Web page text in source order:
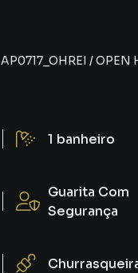
AP0717_OHREI /OPEN
1 banheiro
Guarita Com
Segurança